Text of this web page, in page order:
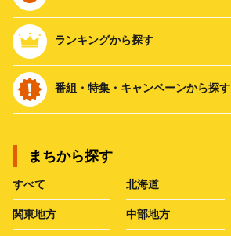
ランキングから探す
番組・特集・キャンペーンから探す
まちから探す
すべて 北海道
関東地方 中部地方